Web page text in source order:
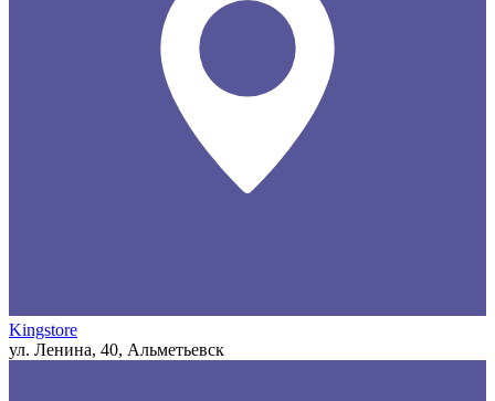
Kingstore
ул. Ленина, 40, Альметьевск